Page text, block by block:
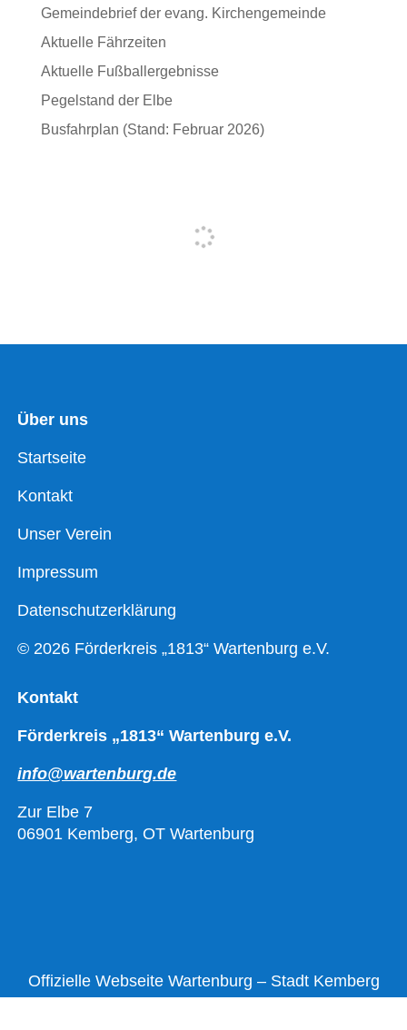
Gemeindebrief der evang. Kirchengemeinde
Aktuelle Fährzeiten
Aktuelle Fußballergebnisse
Pegelstand der Elbe
Busfahrplan (Stand: Februar 2026)
Über uns
Startseite
Kontakt
Unser Verein
Impressum
Datenschutzerklärung
© 2026 Förderkreis „1813“ Wartenburg e.V.
Kontakt
Förderkreis „1813“ Wartenburg e.V.
info@wartenburg.de
Zur Elbe 7
06901 Kemberg, OT Wartenburg
Offizielle Webseite Wartenburg – Stadt Kemberg